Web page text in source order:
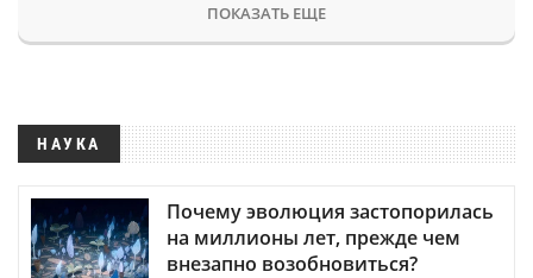
ПОКАЗАТЬ ЕЩЕ
НАУКА
Почему эволюция застопорилась
на миллионы лет, прежде чем
внезапно возобновиться?